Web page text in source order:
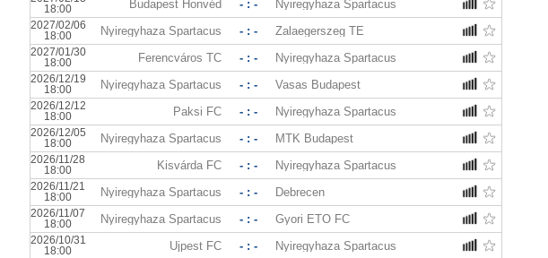
18:00
Budapest Honvéd - : - Nyiregyhaza Spartacus
2027/02/06
18:00
Nyiregyhaza Spartacus - : - Zalaegerszeg TE
2027/01/30
18:00
Ferencváros TC - : - Nyiregyhaza Spartacus
2026/12/19
18:00
Nyiregyhaza Spartacus - : - Vasas Budapest
2026/12/12
18:00
Paksi FC - : - Nyiregyhaza Spartacus
2026/12/05
18:00
Nyiregyhaza Spartacus - : - MTK Budapest
2026/11/28
18:00
Kisvárda FC - : - Nyiregyhaza Spartacus
2026/11/21
18:00
Nyiregyhaza Spartacus - : - Debrecen
2026/11/07
18:00
Nyiregyhaza Spartacus - : - Gyori ETO FC
2026/10/31
18:00
Ujpest FC - : - Nyiregyhaza Spartacus